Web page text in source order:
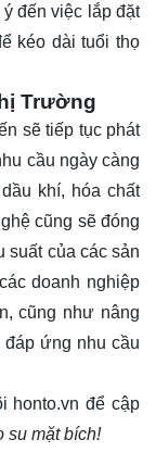
đến việc lắp đặt
kéo dài tuổi thọ
Trường
sẽ tiếp tục phát
cầu ngày càng
khí, hóa chất
cũng sẽ đóng
suất của các sản
doanh nghiệp
cũng như nâng
ứng nhu cầu
honto.vn để cập
su mặt bích!